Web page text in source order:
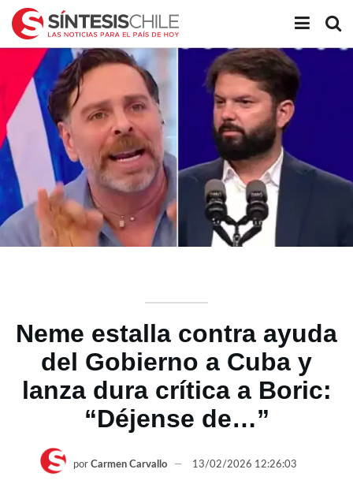
Neme estalla contra ayuda
del Gobierno a Cuba y
lanza dura crítica a Boric:
“Déjense de…”
por Carmen Carvallo 13/02/2026 12:26:03